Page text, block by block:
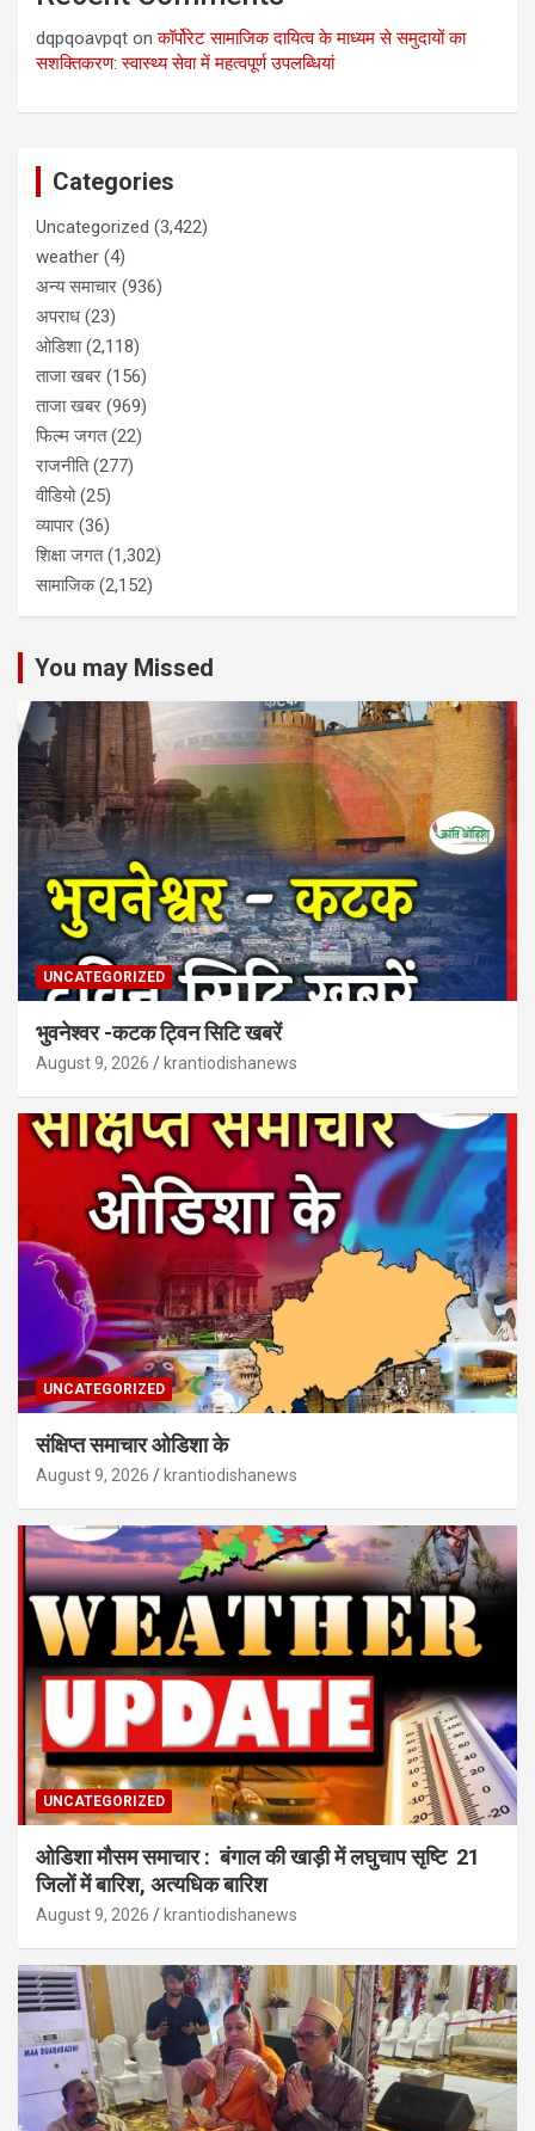
dqpqoavpqt onकॉर्पोरेट सामाजिक दायित्व के माध्यम से समुदायों का
सशक्तिकरण: स्वास्थ्य सेवा में महत्वपूर्ण उपलब्धियां
Categories
Uncategorized (3,422)
weather (4)
अन्य समाचार (936)
अपराध (23)
ओडिशा(2,118)
ताजा खबर (156)
ताजा खबर (969)
फिल्म जगत(22)
राजनीति(277)
वीडियो(25)
व्यापार (36)
शिक्षा जगत(1,302)
सामाजिक(2,152)
You may Missed
UNCATEGORIZED
भुवनेश्वर -कटक ट्विन सिटि खबरें
August 9, 2026 krantiodishanews
UNCATEGORIZED
संक्षिप्त समाचार ओडिशा के
August 9, 2026 krantiodishanews
UNCATEGORIZED
ओडिशा मौसम समाचार : बंगाल की खाड़ी में लघुचाप सृष्टि 21
जिलों में बारिश, अत्यधिक बारिश
August 9, 2026 krantiodishanews